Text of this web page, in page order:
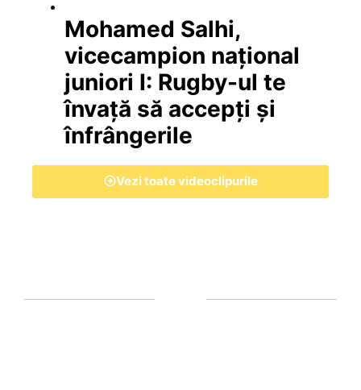
Mohamed Salhi,
vicecampion național
juniori I: Rugby-ul te
învață să accepți și
înfrângerile
Vezi toate videoclipurile